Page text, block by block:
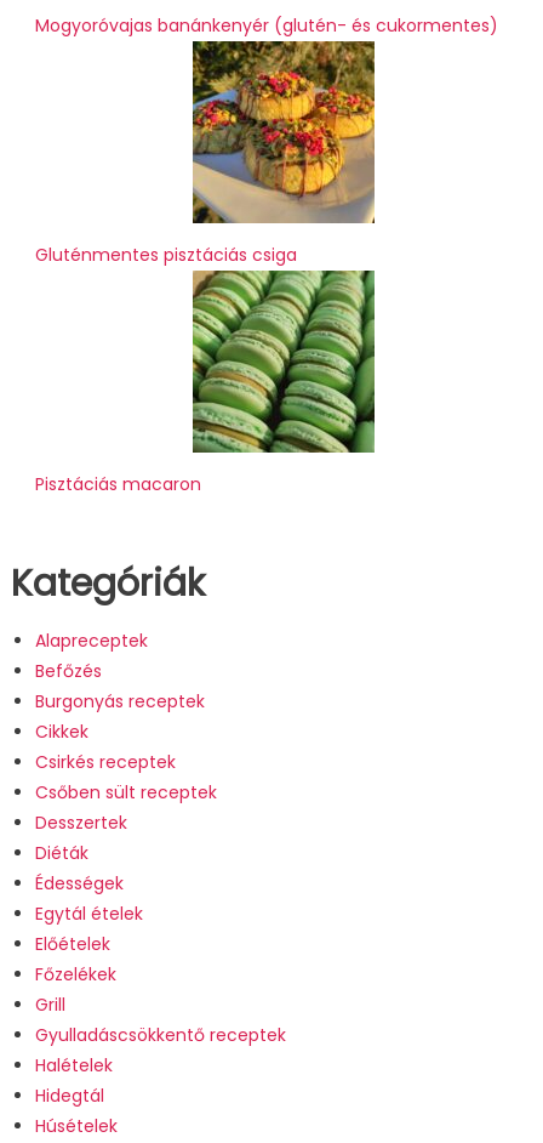
Mogyoróvajas banánkenyér (glutén- és cukormentes)
Gluténmentes pisztáciás csiga
Pisztáciás macaron
Kategóriák
Alapreceptek
Befőzés
Burgonyás receptek
Cikkek
Csirkés receptek
Csőben sült receptek
Desszertek
Diéták
Édességek
Egytál ételek
Előételek
Főzelékek
Grill
Gyulladáscsökkentő receptek
Halételek
Hidegtál
Húsételek